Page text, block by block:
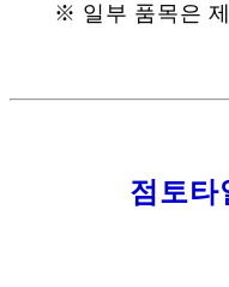
※ 일부 품목은
점토타